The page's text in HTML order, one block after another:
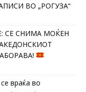
ВО „РОГУЗА“
СЕ СНИМА МОЌЕН
враќа во